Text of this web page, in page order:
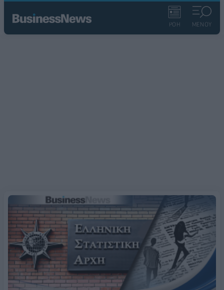
ΡΟΗ ΜΕΝΟΥ